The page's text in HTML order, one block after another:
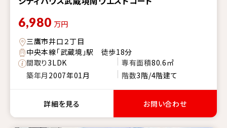
6,980 万円
三鷹市井口２丁目
中央本線「武蔵境」駅 徒歩18分
間取り3LDK 専有面積80.6㎡
築年月 2007年01月 階数3階/4階建て
詳細を見る お問い合わせ